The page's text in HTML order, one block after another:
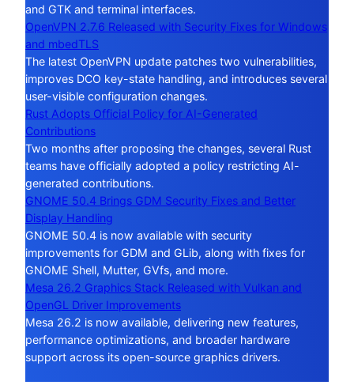
and GTK and terminal interfaces.
OpenVPN 2.7.6 Released with Security Fixes for Windows
and mbedTLS
The latest OpenVPN update patches two vulnerabilities,
improves DCO key-state handling, and introduces several
user-visible configuration changes.
Rust Adopts Official Policy for AI-Generated
Contributions
Two months after proposing the changes, several Rust
teams have officially adopted a policy restricting AI-
generated contributions.
GNOME 50.4 Brings GDM Security Fixes and Better
Display Handling
GNOME 50.4 is now available with security
improvements for GDM and GLib, along with fixes for
GNOME Shell, Mutter, GVfs, and more.
Mesa 26.2 Graphics Stack Released with Vulkan and
OpenGL Driver Improvements
Mesa 26.2 is now available, delivering new features,
performance optimizations, and broader hardware
support across its open-source graphics drivers.